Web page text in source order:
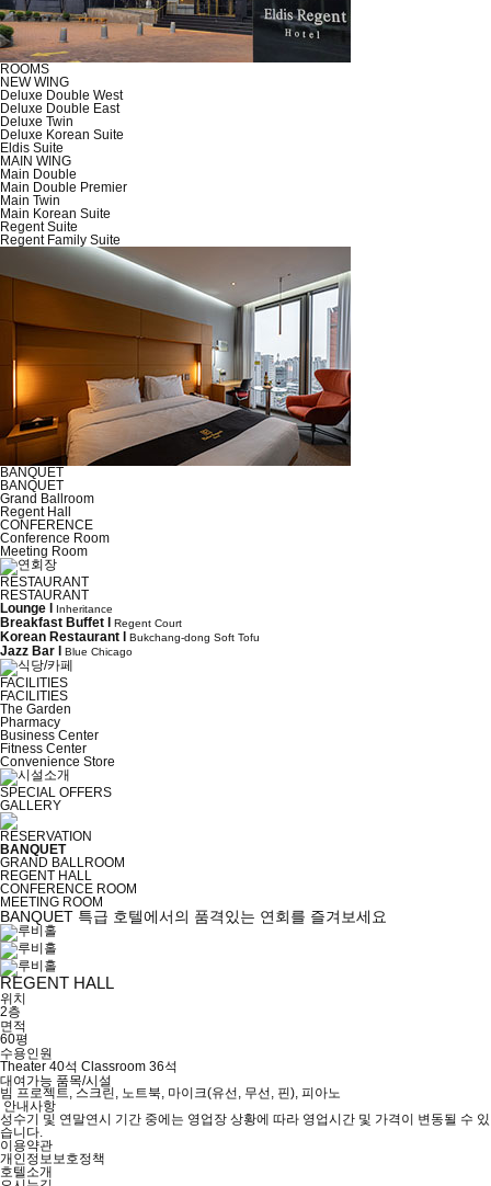
ROOMS
NEW WING
Deluxe Double West
Deluxe Double East
Deluxe Twin
Deluxe Korean Suite
Eldis Suite
MAIN WING
Main Double
Main Double Premier
Main Twin
Main Korean Suite
Regent Suite
Regent Family Suite
BANQUET
BANQUET
Grand Ballroom
Regent Hall
CONFERENCE
Conference Room
Meeting Room
RESTAURANT
RESTAURANT
Lounge l
Inheritance
Breakfast Buffet l Regent Court
Korean Restaurant l Bukchang-dong Soft Tofu
Jazz Bar l Blue Chicago
FACILITIES
FACILITIES
The Garden
Pharmacy
Business Center
Fitness Center
Convenience Store
SPECIAL OFFERS
GALLERY
RESERVATION
BANQUET
GRAND BALLROOM
REGENT HALL
CONFERENCE ROOM
MEETING ROOM
BANQUET 특급 호텔에서의 품격있는 연회를 즐겨보세요
REGENT HALL
위치
2층
면적
60평
수용인원
Theater 40석 Classroom 36석
대여가능 품목/시설
빔 프로젝트, 스크린, 노트북, 마이크(유선, 무선, 핀), 피아노
안내사항
성수기 및 연말연시 기간 중에는 영업장 상황에 따라 영업시간 및 가격이 변동될 수 있
습니다.
이용약관
개인정보보호정책
호텔소개